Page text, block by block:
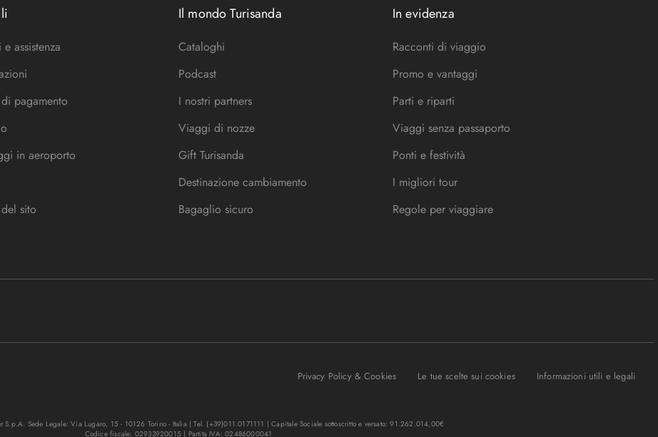
assistenza
pagamento
in aeroporto
sito
Il mondo Turisanda
Cataloghi
Podcast
I nostri partners
Viaggi di nozze
Gift Turisanda
Destinazione cambiamento
Bagaglio sicuro
In evidenza
Racconti di viaggio
Promo e vantaggi
Parti e riparti
Viaggi senza passaporto
Ponti e festività
I migliori tour
Regole per viaggiare
Privacy Policy & Cookies Le tue scelte sui cookies Informazioni utili e legali
Sede Legale: Via Lugaro, 15 - 10126 Torino - Italia | Tel. (+39)011.0171111 | Capitale Sociale sottoscritto e versato: 91.262.014,00€
Codice fiscale: 02933920015 | Partita IVA: 02486000041